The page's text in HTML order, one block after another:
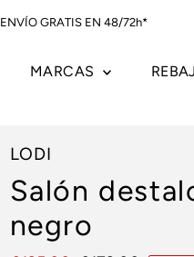
ENVÍO GRATIS EN 48/72h*
MARCAS
LODI
Salón
negro